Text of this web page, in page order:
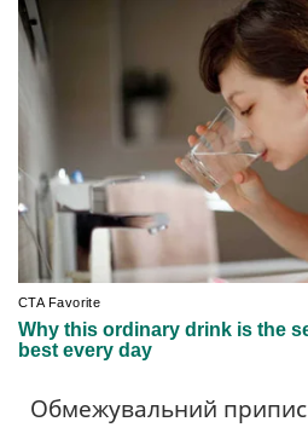
Обмежувальний припис